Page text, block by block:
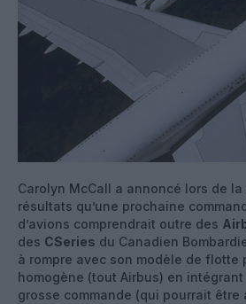
Carolyn McCall a annoncé lors de
résultats qu’une prochaine
d’avions comprendrait outre des
des CSeries du Canadien
à rompre avec son modèle de flotte
homogène (tout Airbus) en intégrant
grosse commande (qui pourrait être